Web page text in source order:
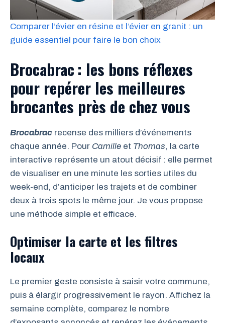
Comparer l’évier en résine et l’évier en granit : un
guide essentiel pour faire le bon choix
Brocabrac : les bons réflexes
pour repérer les meilleures
brocantes près de chez vous
Brocabrac recense des milliers d’événements
chaque année. Pour Camille et Thomas, la carte
interactive représente un atout décisif : elle permet
de visualiser en une minute les sorties utiles du
week-end, d’anticiper les trajets et de combiner
deux à trois spots le même jour. Je vous propose
une méthode simple et efficace.
Optimiser la carte et les filtres
locaux
Le premier geste consiste à saisir votre commune,
puis à élargir progressivement le rayon. Affichez la
semaine complète, comparez le nombre